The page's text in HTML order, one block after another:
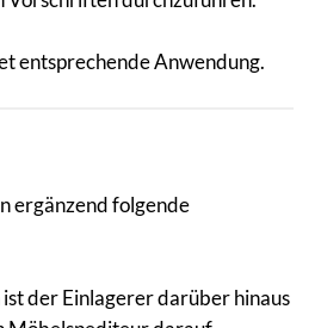
entsprechende Anwendung.
ergänzend folgende
der Einlagerer darüber hinaus